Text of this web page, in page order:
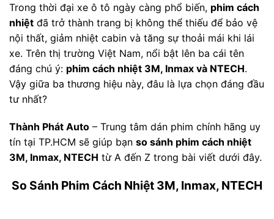
Trong thời đại xe ô tô ngày càng phổ biến, phim cách
nhiệt đã trở thành trang bị không thể thiếu để bảo vệ
nội thất, giảm nhiệt cabin và tăng sự thoải mái khi lái
xe. Trên thị trường Việt Nam, nổi bật lên ba cái tên
đáng chú ý: phim cách nhiệt 3M, Inmax và NTECH.
Vậy giữa ba thương hiệu này, đâu là lựa chọn đáng đầu
tư nhất?
Thành Phát Auto – Trung tâm dán phim chính hãng uy
tín tại TP.HCM sẽ giúp bạn so sánh phim cách nhiệt
3M, Inmax, NTECH từ A đến Z trong bài viết dưới đây.
So Sánh Phim Cách Nhiệt 3M, Inmax, NTECH